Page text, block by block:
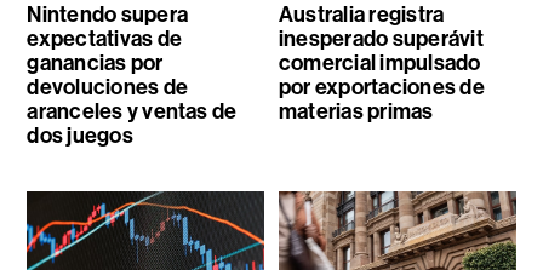
Nintendo supera
expectativas de
ganancias por
devoluciones de
aranceles y ventas de
dos juegos
Australia registra
inesperado superávit
comercial impulsado
por exportaciones de
materias primas